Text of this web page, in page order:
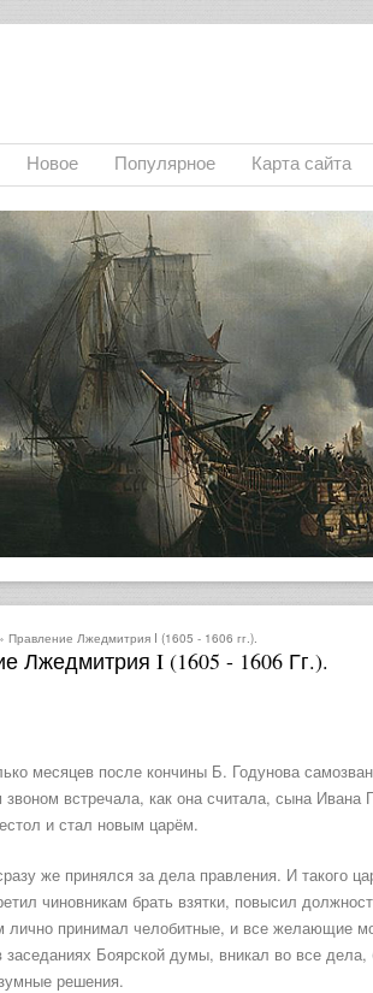
Новое Популярное Карта сайта
» Правление Лжедмитрия I (1605 - 1606 гг.).
Лжедмитрия I (1605 - 1606 Гг.).
месяцев после кончины Б. Годунова
встречала, как она считала, сына Ивана
и стал новым царём.
же принялся за дела правления. И такого
чиновникам брать взятки, повысил
лично принимал челобитные, и все желающие
заседаниях Боярской думы, вникал во все
решения.